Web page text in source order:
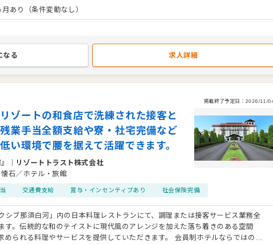
！ お店をより良くする工夫も大歓迎。 「こんな風にしたら楽しそう！」という
せる場面も多くあります♪
あり（条件変動なし）
なる 求人詳細
掲載終了予定日： 2026/11/
ゾートの和食店で洗練された接客と
業手当全額支給や寮・社宅完備など
い環境で腰を据えて活躍できます。
リゾートトラスト株式会社
石／ホテル・旅館
交通費支給 賞与・インセンティブあり 社会保険完備
シブ那須白河」内の日本料理レストランにて、調理または接客サービス業務全
す。伝統的な和のテイストに現代風のアレンジを加えた落ち着きのある空間
る料理やサービスを提供していただきます。 会員制ホテルならではの社